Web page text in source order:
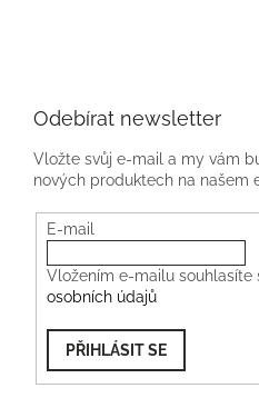
Odebírat newsletter
Vložte svůj e-mail a my vám
nových produktech na našem
E-mail
Vložením e-mailu souhlasíte
osobních údajů
PŘIHLÁSIT SE